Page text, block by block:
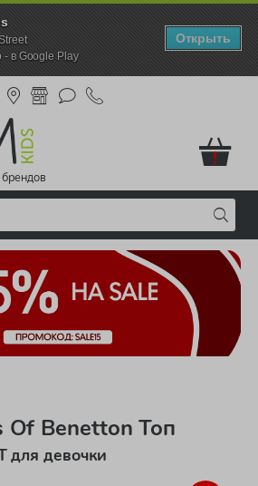
- в Google Play
Открыть
!
Of Benetton Топ
для девочки